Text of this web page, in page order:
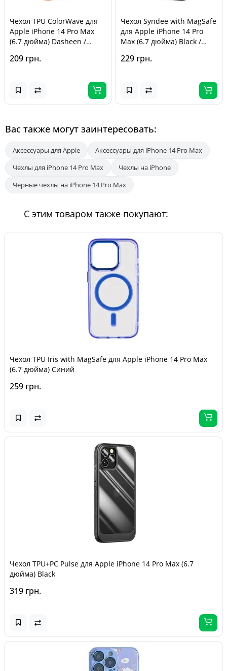
Чехол TPU ColorWave для
Apple iPhone 14 Pro Max
(6.7 дюйма) Dasheen /
209 грн.
Чехол Syndee with MagSafe
для Apple iPhone 14 Pro
Max (6.7 дюйма) Black /
229 грн.
Вас также могут заинтересовать:
Аксессуары для Apple
Аксессуары для iPhone 14 Pro Max
Чехлы для iPhone 14 Pro Max
Чехлы на iPhone
Черные чехлы на iPhone 14 Pro Max
С этим товаром также покупают:
Чехол TPU Iris with MagSafe для Apple iPhone 14 Pro Max
(6.7 дюйма) Синий
259 грн.
Чехол TPU+PC Pulse для Apple iPhone 14 Pro Max (6.7
дюйма) Black
319 грн.